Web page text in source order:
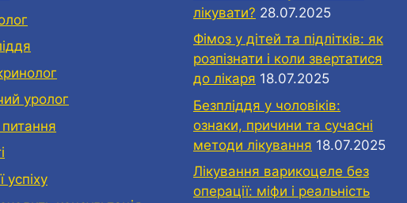
уролог
питання
успіху
лікувати? 28.07.2025
Фімоз у дітей та підлітків: як
розпізнати і коли звертатися
до лікаря 18.07.2025
Безпліддя у чоловіків:
ознаки, причини та сучасні
методи лікування 18.07.2025
Лікування варикоцеле без
операції: міфи і реальність